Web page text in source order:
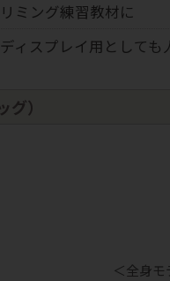
ミング練習教材に
ィスプレイ用としても
）
＜全身